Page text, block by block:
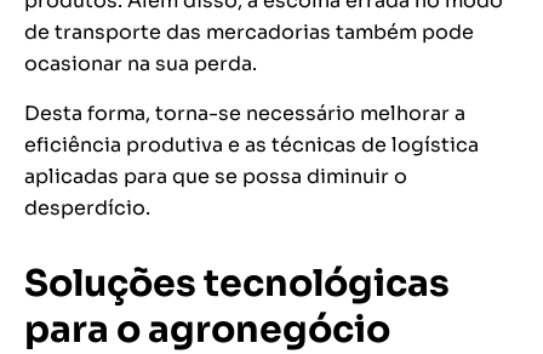
de transporte das mercadorias também pode
ocasionar na sua perda.
Desta forma, torna-se necessário melhorar a
eficiência produtiva e as técnicas de logística
aplicadas para que se possa diminuir o
desperdício.
Soluções tecnológicas
para o agronegócio